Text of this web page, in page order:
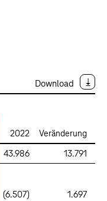
Download
2022 Veränderung
43.986 13.791
(6.507) 1.697